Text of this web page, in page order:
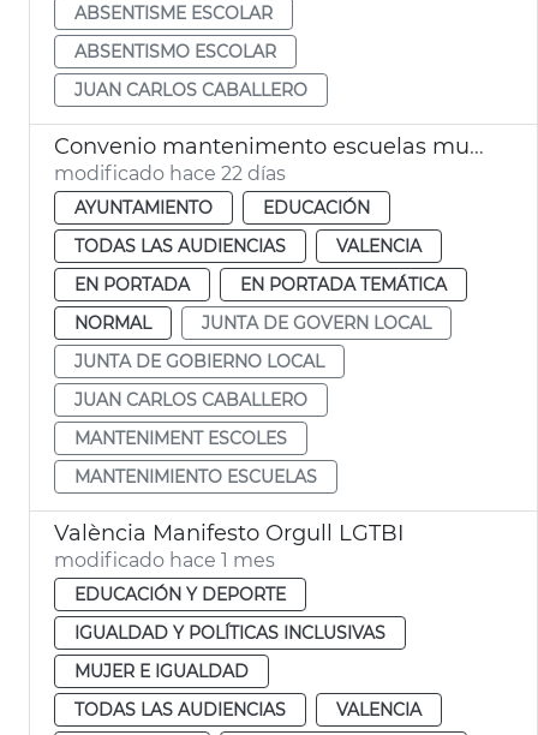
ABSENTISME ESCOLAR
ABSENTISMO ESCOLAR
JUAN CARLOS CABALLERO
Convenio mantenimento escuelas municipales
modificado hace 22 días
AYUNTAMIENTO
EDUCACIÓN
TODAS LAS AUDIENCIAS
VALENCIA
EN PORTADA
EN PORTADA TEMÁTICA
NORMAL
JUNTA DE GOVERN LOCAL
JUNTA DE GOBIERNO LOCAL
JUAN CARLOS CABALLERO
MANTENIMENT ESCOLES
MANTENIMIENTO ESCUELAS
València Manifesto Orgull LGTBI
modificado hace 1 mes
EDUCACIÓN Y DEPORTE
IGUALDAD Y POLÍTICAS INCLUSIVAS
MUJER E IGUALDAD
TODAS LAS AUDIENCIAS
VALENCIA